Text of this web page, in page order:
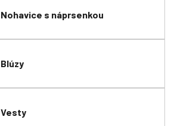
Nohavice s náprsenkou
Blúzy
Vesty